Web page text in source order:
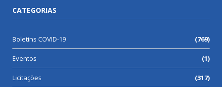
CATEGORIAS
Boletins COVID-19 (769)
Eventos (1)
Licitações (317)